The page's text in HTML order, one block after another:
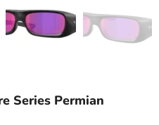
Series Permian